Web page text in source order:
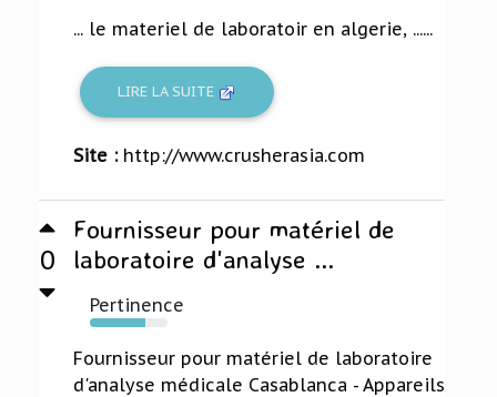
... le materiel de laboratoir en algerie, ......
LIRE LA SUITE
Site : http://www.crusherasia.com
0
Fournisseur pour matériel de
laboratoire d'analyse ...
Pertinence
72%
Fournisseur pour matériel de laboratoire
d'analyse médicale Casablanca - Appareils